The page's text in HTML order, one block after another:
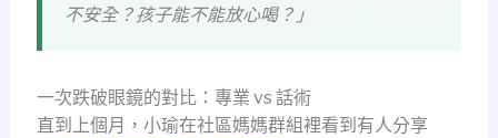
不安全？孩子能不能放心喝？」
一次跌破眼鏡的對比：專業 vs 話術
直到上個月，小瑜在社區媽媽群組裡看到有人分享